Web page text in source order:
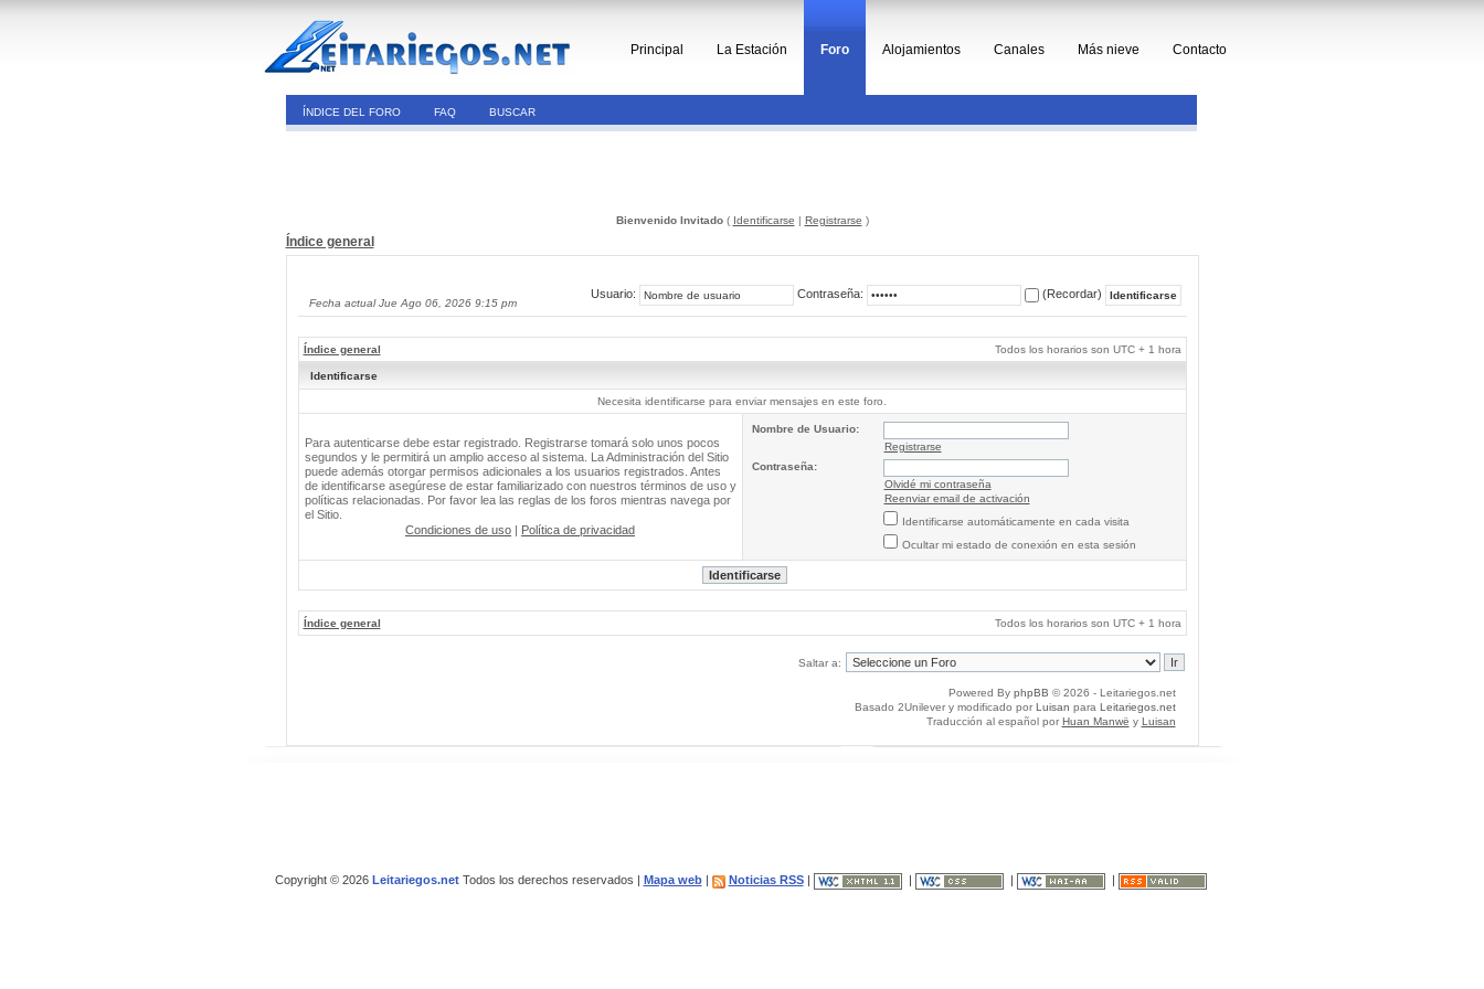
Principal La Estación Foro Alojamientos Canales Más nieve Contacto
ÍNDICE DEL FORO FAQ BUSCAR
Bienvenido Invitado( Identificarse | Registrarse )
Índice general
Fecha actual Jue Ago 06, 2026 9:15 pm
Usuario: Contraseña: (Recordar)
Índice general Todos los horarios son UTC + 1 hora
Identificarse
Necesita identificarse para enviar mensajes en este foro.
Para autenticarse debe estar registrado. Registrarse tomará solo unos pocos
segundos y le permitirá un amplio acceso al sistema. La Administración del Sitio
puede además otorgar permisos adicionales a los usuarios registrados. Antes
de identificarse asegúrese de estar familiarizado con nuestros términos de uso y
políticas relacionadas. Por favor lea las reglas de los foros mientras navega por
el Sitio.
Condiciones de uso | Política de privacidad
Nombre de Usuario:
Registrarse
Contraseña:
Olvidé mi contraseña
Reenviar email de activación
Identificarse automáticamente en cada visita
Ocultar mi estado de conexión en esta sesión
Índice general Todos los horarios son UTC + 1 hora
Saltar a:
Powered By phpBB © 2026 - Leitariegos.net
Basado 2Unilever y modificado por Luisan para Leitariegos.net
Traducción al español por Huan Manwë y Luisan
Copyright © 2026 Leitariegos.netTodos los derechos reservados | Mapa web| Noticias RSS|